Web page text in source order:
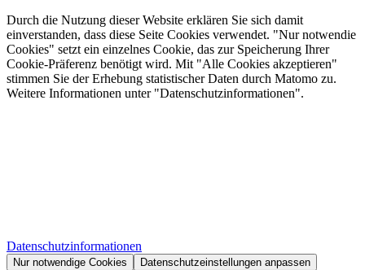
Durch die Nutzung dieser Website erklären Sie sich damit
einverstanden, dass diese Seite Cookies verwendet. "Nur notwendie
Cookies" setzt ein einzelnes Cookie, das zur Speicherung Ihrer
Cookie-Präferenz benötigt wird. Mit "Alle Cookies akzeptieren"
stimmen Sie der Erhebung statistischer Daten durch Matomo zu.
Weitere Informationen unter "Datenschutzinformationen".
Datenschutzinformationen
Nur notwendige Cookies
Datenschutzeinstellungen anpassen